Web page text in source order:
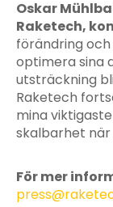
Oskar
Raketech,
förändring
optimera sina
utsträckning
Raketech
mina
skalbarhet när
För mer